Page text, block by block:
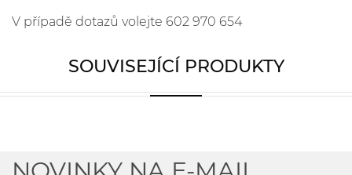
V případě dotazů volejte 602 970 654
SOUVISEJÍCÍ PRODUKTY